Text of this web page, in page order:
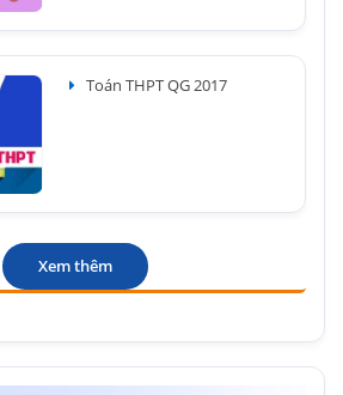
Toán THPT QG 2017
Xem thêm